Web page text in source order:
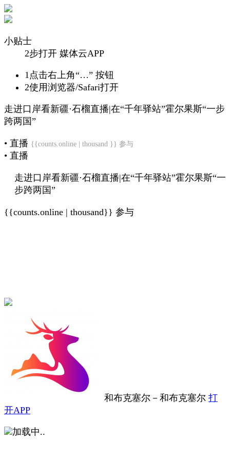
小贴士
2步打开 媒体云APP
1点击右上角“…” 按钮
2使用浏览器/Safari打开
走进口岸看新疆·石榴直播|在“千年驿站”霍尔果斯“一步
跨两国”
• 直播 {{counts.online | thousand }} 参与
• 直播
走进口岸看新疆·石榴直播|在“千年驿站”霍尔果斯“一
步跨两国”
{{counts.online | thousand}} 参与
和布克塞尔 － 和布克塞尔 打
开APP
加载中..